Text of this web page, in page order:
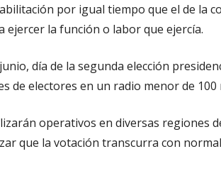
por igual tiempo que el de la
ejercer la función o labor que ejercía.
día de la segunda elección
de electores en un radio menor de
operativos en diversas regiones
que la votación transcurra con